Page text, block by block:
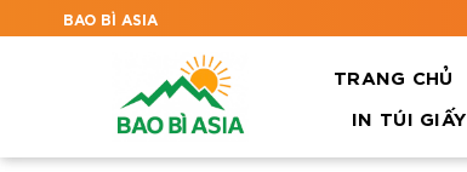
BAO BÌ ASIA
TRANG CHỦ
IN TÚI GIẤY